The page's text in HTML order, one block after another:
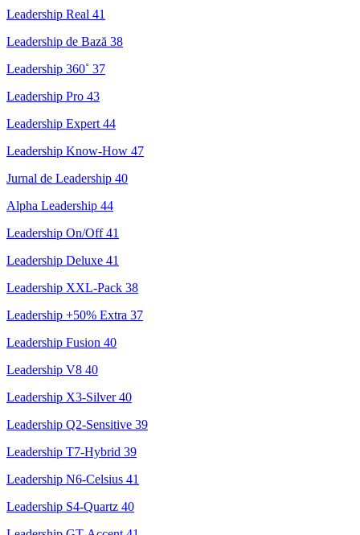
Leadership Real 41
Leadership de Bază 38
Leadership 360˚ 37
Leadership Pro 43
Leadership Expert 44
Leadership Know-How 47
Jurnal de Leadership 40
Alpha Leadership 44
Leadership On/Off41
Leadership Deluxe 41
Leadership XXL-Pack 38
Leadership +50% Extra 37
Leadership Fusion 40
Leadership V8 40
Leadership X3-Silver40
Leadership Q2-Sensitive 39
Leadership T7-Hybrid 39
Leadership N6-Celsius 41
Leadership S4-Quartz 40